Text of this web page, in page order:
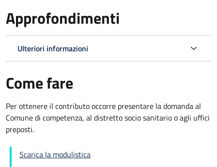
Approfondimenti
Ulteriori informazioni
Come fare
Per ottenere il contributo occorre presentare la domanda al
Comune di competenza, al distretto socio sanitario o agli uffici
preposti.
Scarica la modulistica